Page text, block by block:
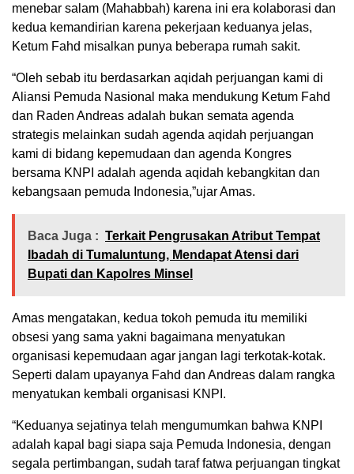
menebar salam (Mahabbah) karena ini era kolaborasi dan
kedua kemandirian karena pekerjaan keduanya jelas,
Ketum Fahd misalkan punya beberapa rumah sakit.
“Oleh sebab itu berdasarkan aqidah perjuangan kami di
Aliansi Pemuda Nasional maka mendukung Ketum Fahd
dan Raden Andreas adalah bukan semata agenda
strategis melainkan sudah agenda aqidah perjuangan
kami di bidang kepemudaan dan agenda Kongres
bersama KNPI adalah agenda aqidah kebangkitan dan
kebangsaan pemuda Indonesia,”ujar Amas.
Baca Juga : Terkait Pengrusakan Atribut Tempat
Ibadah di Tumaluntung, Mendapat Atensi dari
Bupati dan Kapolres Minsel
Amas mengatakan, kedua tokoh pemuda itu memiliki
obsesi yang sama yakni bagaimana menyatukan
organisasi kepemudaan agar jangan lagi terkotak-kotak.
Seperti dalam upayanya Fahd dan Andreas dalam rangka
menyatukan kembali organisasi KNPI.
“Keduanya sejatinya telah mengumumkan bahwa KNPI
adalah kapal bagi siapa saja Pemuda Indonesia, dengan
segala pertimbangan, sudah taraf fatwa perjuangan tingkat